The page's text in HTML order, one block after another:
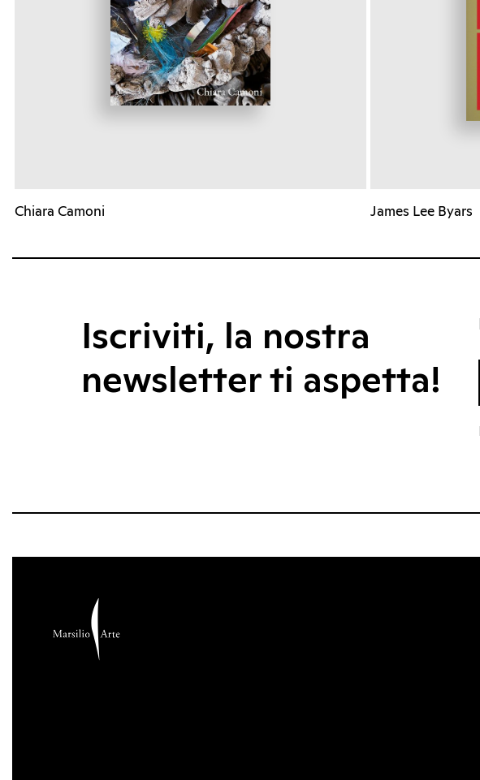
Chiara Camoni James Lee Byars
Iscriviti, la nostra
newsletter ti aspetta!